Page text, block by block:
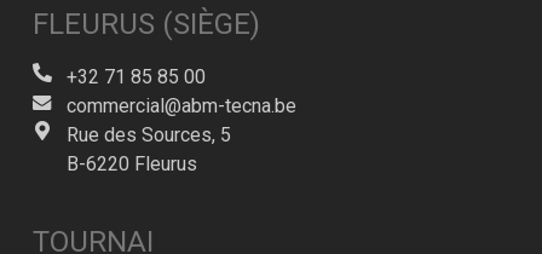
FLEURUS (SIÈGE)
+32 71 85 85 00
commercial@abm-tecna.be
Rue des Sources, 5
B-6220 Fleurus
TOURNAI